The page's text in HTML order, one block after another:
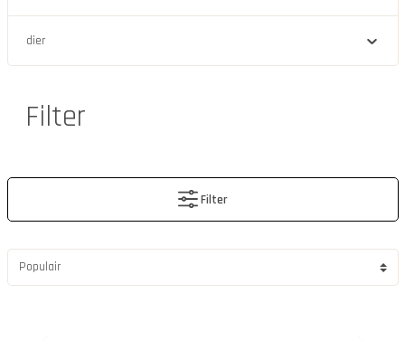
dier
Filter
Filter